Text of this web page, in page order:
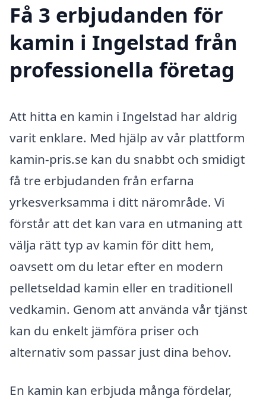
Få 3 erbjudanden för
kamin i Ingelstad från
professionella företag
Att hitta en kamin i Ingelstad har aldrig
varit enklare. Med hjälp av vår plattform
kamin-pris.se kan du snabbt och smidigt
få tre erbjudanden från erfarna
yrkesverksamma i ditt närområde. Vi
förstår att det kan vara en utmaning att
välja rätt typ av kamin för ditt hem,
oavsett om du letar efter en modern
pelletseldad kamin eller en traditionell
vedkamin. Genom att använda vår tjänst
kan du enkelt jämföra priser och
alternativ som passar just dina behov.
En kamin kan erbjuda många fördelar,